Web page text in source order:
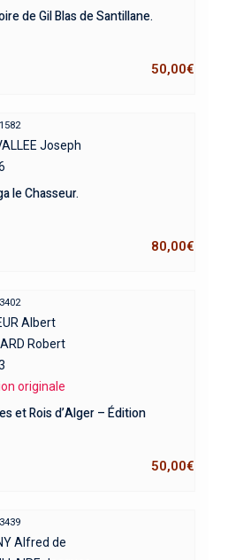
de Gil Blas de Santillane.
50,00€
Joseph
le Chasseur.
80,00€
Albert
Robert
originale
et Rois d’Alger – Édition
50,00€
Alfred de